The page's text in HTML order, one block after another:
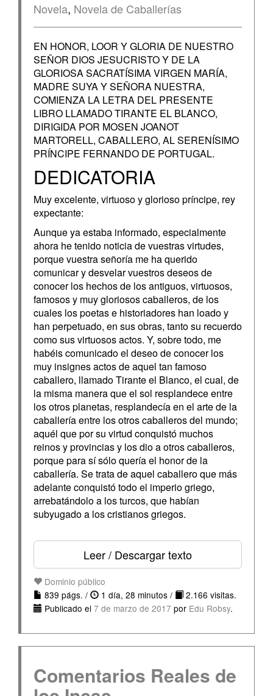
Novela, Novela de Caballerías
EN HONOR, LOOR Y GLORIA DE NUESTRO
SEÑOR DIOS JESUCRISTO Y DE LA
GLORIOSA SACRATÍSIMA VIRGEN MARÍA,
MADRE SUYA Y SEÑORA NUESTRA,
COMIENZA LA LETRA DEL PRESENTE
LIBRO LLAMADO TIRANTE EL BLANCO,
DIRIGIDA POR MOSEN JOANOT
MARTORELL, CABALLERO, AL SERENÍSIMO
PRÍNCIPE FERNANDO DE PORTUGAL.
DEDICATORIA
Muy excelente, virtuoso y glorioso príncipe, rey
expectante:
Aunque ya estaba informado, especialmente
ahora he tenido noticia de vuestras virtudes,
porque vuestra señoría me ha querido
comunicar y desvelar vuestros deseos de
conocer los hechos de los antiguos, virtuosos,
famosos y muy gloriosos caballeros, de los
cuales los poetas e historiadores han loado y
han perpetuado, en sus obras, tanto su recuerdo
como sus virtuosos actos. Y, sobre todo, me
habéis comunicado el deseo de conocer los
muy insignes actos de aquel tan famoso
caballero, llamado Tirante el Blanco, el cual, de
la misma manera que el sol resplandece entre
los otros planetas, resplandecía en el arte de la
caballería entre los otros caballeros del mundo;
aquél que por su virtud conquistó muchos
reinos y provincias y los dio a otros caballeros,
porque para sí sólo quería el honor de la
caballería. Se trata de aquel caballero que más
adelante conquistó todo el imperio griego,
arrebatándolo a los turcos, que habían
subyugado a los cristianos griegos.
Leer / Descargar texto
Dominio público
839 págs. /
1 día, 28 minutos /
2.166 visitas.
Publicado el 7 de marzo de 2017 por Edu Robsy.
Comentarios Reales de